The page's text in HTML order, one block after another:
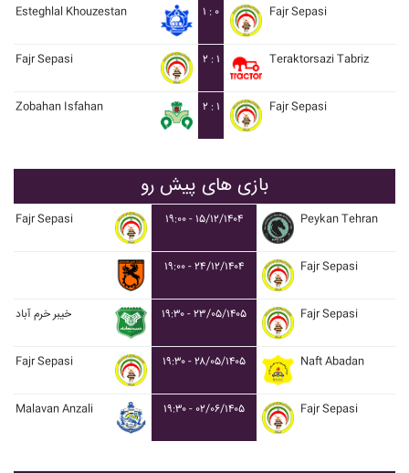
Esteghlal Khouzestan ۱ : ۰ Fajr Sepasi
Fajr Sepasi ۲ : ۱ Teraktorsazi Tabriz
Zobahan Isfahan ۲ : ۱ Fajr Sepasi
بازی های پیش رو
Fajr Sepasi ۱۹:۰۰ - ۱۵/۱۲/۱۴۰۴ Peykan Tehran
۱۹:۰۰ - ۲۴/۱۲/۱۴۰۴ Fajr Sepasi
خيبر خرم آباد ۱۹:۳۰ - ۲۳/۰۵/۱۴۰۵ Fajr Sepasi
Fajr Sepasi ۱۹:۳۰ - ۲۸/۰۵/۱۴۰۵ Naft Abadan
Malavan Anzali ۱۹:۳۰ - ۰۲/۰۶/۱۴۰۵ Fajr Sepasi